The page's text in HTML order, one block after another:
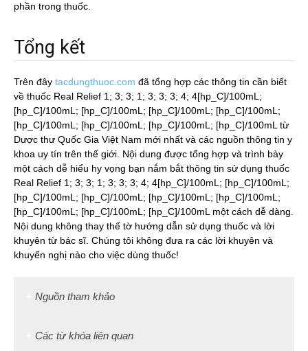
phần trong thuốc.
Tổng kết
Trên đây tacdungthuoc.com đã tổng hợp các thông tin cần biết
về thuốc Real Relief 1; 3; 3; 1; 3; 3; 3; 4; 4[hp_C]/100mL;
[hp_C]/100mL; [hp_C]/100mL; [hp_C]/100mL; [hp_C]/100mL;
[hp_C]/100mL; [hp_C]/100mL; [hp_C]/100mL; [hp_C]/100mL từ
Dược thư Quốc Gia Việt Nam mới nhất và các nguồn thông tin y
khoa uy tín trên thế giới. Nội dung được tổng hợp và trình bày
một cách dễ hiểu hy vọng bạn nắm bắt thông tin sử dụng thuốc
Real Relief 1; 3; 3; 1; 3; 3; 3; 4; 4[hp_C]/100mL; [hp_C]/100mL;
[hp_C]/100mL; [hp_C]/100mL; [hp_C]/100mL; [hp_C]/100mL;
[hp_C]/100mL; [hp_C]/100mL; [hp_C]/100mL một cách dễ dàng.
Nội dung không thay thế tờ hướng dẫn sử dụng thuốc và lời
khuyên từ bác sĩ. Chúng tôi không đưa ra các lời khuyên và
khuyến nghị nào cho việc dùng thuốc!
Nguồn tham khảo
Các từ khóa liên quan